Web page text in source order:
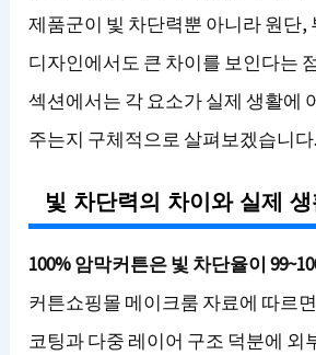
제품군이 빛 차단력뿐 아니라 원단,
디자인에서도 큰 차이를 보인다는
섹션에서는 각 요소가 실제 생활에
주는지 구체적으로 살펴보겠습니다.
빛 차단력의 차이와 실제
100% 암막커튼은 빛 차단율이
커튼쇼핑몰 메이크룸 자료에 따르
코팅과 다중 레이어 구조 덕분에 외